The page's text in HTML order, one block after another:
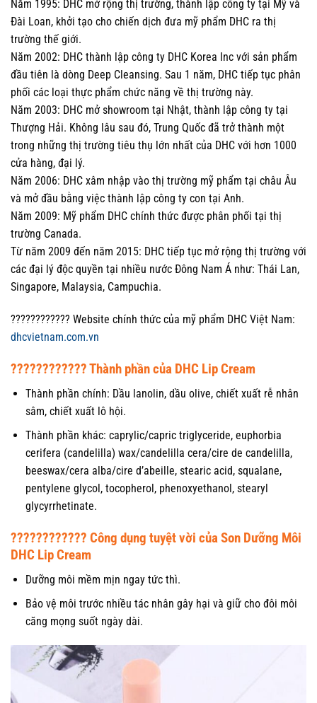
Năm 1995: DHC mở rộng thị trường, thành lập công ty tại Mỹ và
Đài Loan, khởi tạo cho chiến dịch đưa mỹ phẩm DHC ra thị
trường thế giới.
Năm 2002: DHC thành lập công ty DHC Korea Inc với sản phẩm
đầu tiên là dòng Deep Cleansing. Sau 1 năm, DHC tiếp tục phân
phối các loại thực phẩm chức năng về thị trường này.
Năm 2003: DHC mở showroom tại Nhật, thành lập công ty tại
Thượng Hải. Không lâu sau đó, Trung Quốc đã trở thành một
trong những thị trường tiêu thụ lớn nhất của DHC với hơn 1000
cửa hàng, đại lý.
Năm 2006: DHC xâm nhập vào thị trường mỹ phẩm tại châu Âu
và mở đầu bằng việc thành lập công ty con tại Anh.
Năm 2009: Mỹ phẩm DHC chính thức được phân phối tại thị
trường Canada.
Từ năm 2009 đến năm 2015: DHC tiếp tục mở rộng thị trường với
các đại lý độc quyền tại nhiều nước Đông Nam Á như: Thái Lan,
Singapore, Malaysia, Campuchia.
???????????? Website chính thức của mỹ phẩm DHC Việt Nam:
dhcvietnam.com.vn
???????????? Thành phần của DHC Lip Cream
Thành phần chính: Dầu lanolin, dầu olive, chiết xuất rễ nhân
sâm, chiết xuất lô hội.
Thành phần khác: caprylic/capric triglyceride, euphorbia
cerifera (candelilla) wax/candelilla cera/cire de candelilla,
beeswax/cera alba/cire d’abeille, stearic acid, squalane,
pentylene glycol, tocopherol, phenoxyethanol, stearyl
glycyrrhetinate.
???????????? Công dụng tuyệt vời của Son Dưỡng Môi
DHC Lip Cream
Dưỡng môi mềm mịn ngay tức thì.
Bảo vệ môi trước nhiều tác nhân gây hại và giữ cho đôi môi
căng mọng suốt ngày dài.